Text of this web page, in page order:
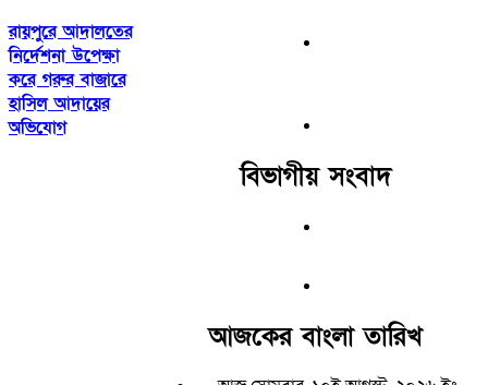
রায়পুরে আদালতের
নির্দেশনা উপেক্ষা
করে গরুর বাজারে
হাসিল আদায়ের
অভিযোগ
বিভাগীয় সংবাদ
আজকের বাংলা তারিখ